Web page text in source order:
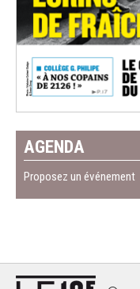
AGENDA
Proposez un événement